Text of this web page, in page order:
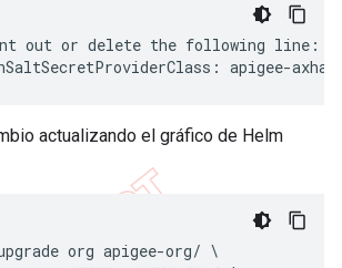
out or delete the following line:
apigee-
actualizando el gráfico de Helm
org apigee-org/ \